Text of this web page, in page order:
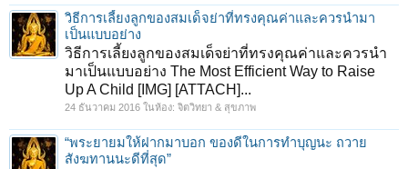
วิธีการเลี้ยงลูกของสมเด็จย่าที่ทรงคุณค่าและควรนำมา
เป็นแบบอย่าง
วิธีการเลี้ยงลูกของสมเด็จย่าที่ทรงคุณค่าและควรนำ
มาเป็นแบบอย่าง The Most Efficient Way to Raise
Up A Child [IMG] [ATTACH]...
24 ธันวาคม 2016 ในห้อง: จิตวิทยา & สุขภาพ
“พระยายมให้ฝากมาบอก ของดีในการทำบุญนะ ถวาย
สังฆทานนะดีที่สุด”